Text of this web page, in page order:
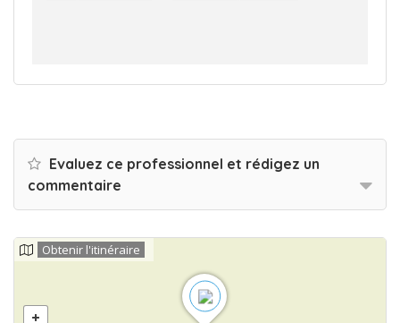
Evaluez ce professionnel et rédigez un
commentaire
Obtenir l'itinéraire